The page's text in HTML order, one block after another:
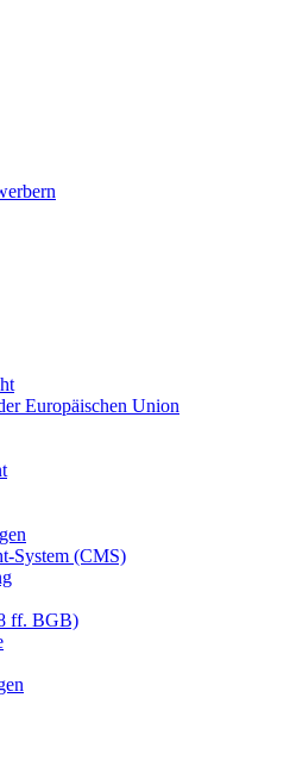
Europäischen Union
System (CMS)
ff. BGB)